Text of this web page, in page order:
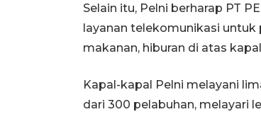
Selain itu, Pelni berharap PT
layanan telekomunikasi
makanan, hiburan di atas
Kapal-kapal Pelni melayani
dari 300 pelabuhan, melayari